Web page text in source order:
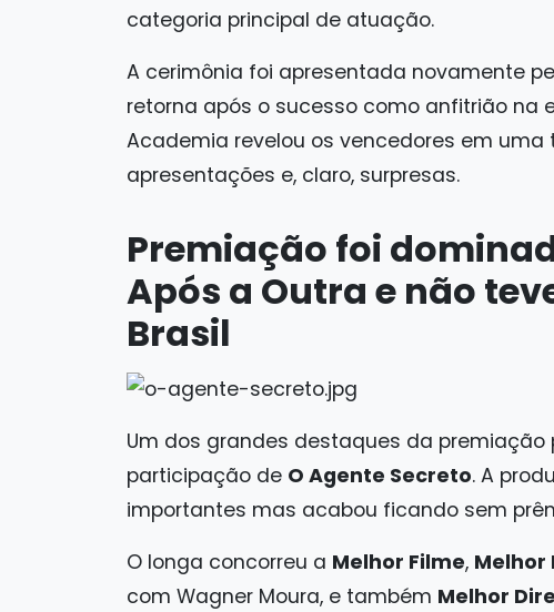
categoria principal de atuação.
A cerimônia foi apresentada novamente
retorna após o sucesso como anfitrião na
Academia revelou os vencedores em
apresentações e, claro, surpresas.
Premiação foi
Após a Outra e não
Brasil
Um dos grandes destaques da premiação
participação de O Agente Secreto. A
importantes mas acabou ficando sem
O longa concorreu a Melhor Filme, Melhor
com Wagner Moura, e também Melhor